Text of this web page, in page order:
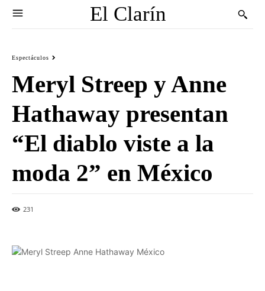
El Clarín
Espectáculos
Meryl Streep y Anne
Hathaway presentan
“El diablo viste a la
moda 2” en México
231